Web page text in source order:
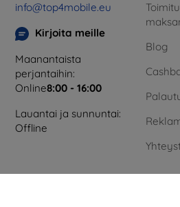
info@top4mobile.eu
Kirjoita meille
Maanantaista
perjantaihin:
Online8:00 - 16:00
Lauantai ja sunnuntai:
Offline
Blog